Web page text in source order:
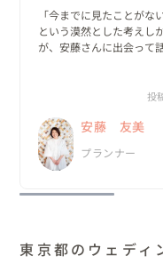
「今までに見たことがな
という漠然とした考えし
が、安藤さんに出会って
な一日にしたいのか？
ったことを、安藤さんは
投
安藤 友美
プランナー
東京都のウェディ